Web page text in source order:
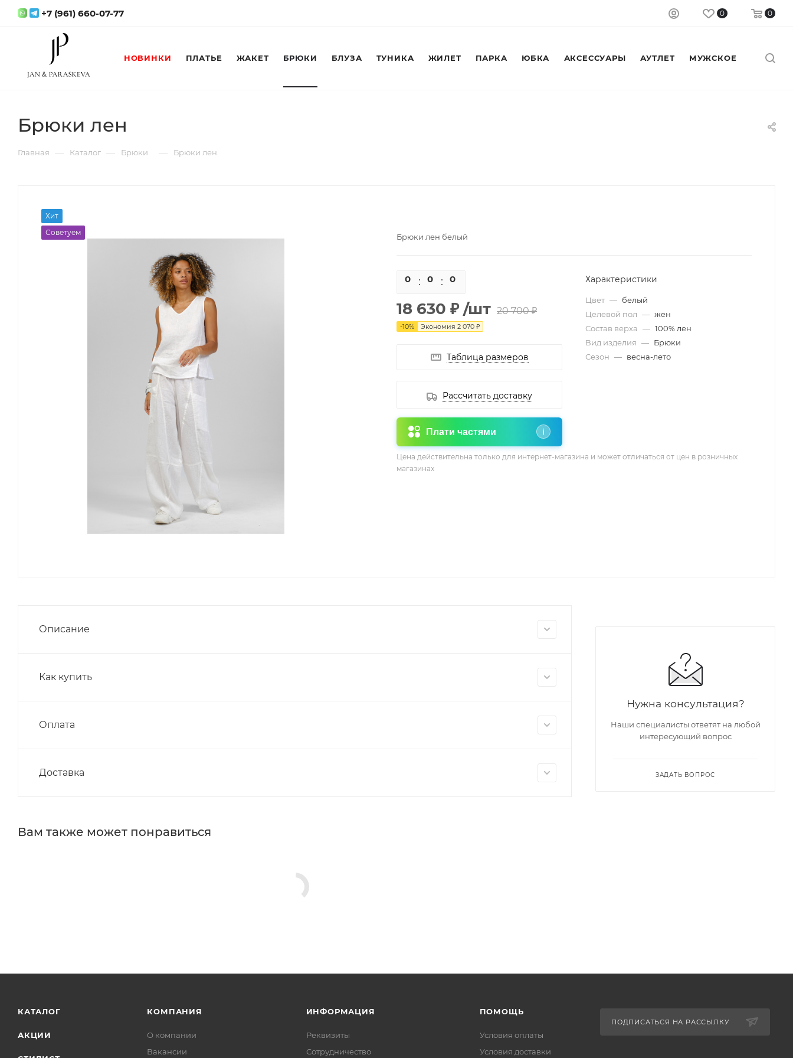
+7 (961) 660-07-77 0 0
НОВИНКИ ПЛАТЬЕ ЖАКЕТ БРЮКИ БЛУЗА ТУНИКА ЖИЛЕТ ПАРКА ЮБКА АКСЕССУАРЫ АУТЛЕТ МУЖСКОЕ
Брюки лен
Главная — Каталог — Брюки — Брюки лен
Хит
Советуем
Брюки лен белый
0 0 0
18 630 ₽ /шт 20 700 ₽
-10% Экономия 2 070 ₽
Таблица размеров
Рассчитать доставку
Плати частями i
Характеристики
Цвет — белый
Целевой пол — жен
Состав верха — 100% лен
Вид изделия — Брюки
Сезон — весна-лето
Цена действительна только для интернет-магазина и может отличаться от цен в розничных
магазинах
Описание
Как купить
Оплата
Доставка
Вам также может понравиться
Нужна консультация?
Наши специалисты ответят на любой
интересующий вопрос
ЗАДАТЬ ВОПРОС
КАТАЛОГ
АКЦИИ
КОМПАНИЯ
О компании
Вакансии
ИНФОРМАЦИЯ
Реквизиты
Сотрудничество
ПОМОЩЬ
Условия оплаты
Условия доставки
ПОДПИСАТЬСЯ НА РАССЫЛКУ